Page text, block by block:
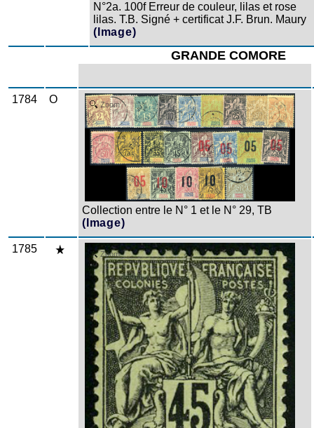
N°2a. 100f Erreur de couleur, lilas et rose
lilas. T.B. Signé + certificat J.F. Brun. Maury
(Image)
GRANDE COMORE
1784 O Zoom
Collection entre le N° 1 et le N° 29, TB
(Image)
1785 Zoom